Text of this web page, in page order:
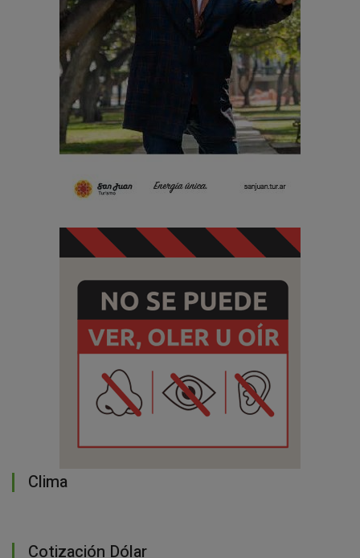
Clima
Cotización Dólar